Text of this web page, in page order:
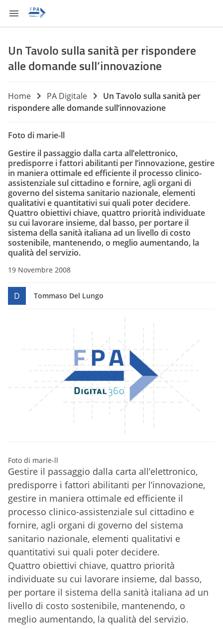
Un Tavolo sulla sanità per rispondere
alle domande sull’innovazione
Home PA Digitale
Un Tavolo sulla sanità per
rispondere alle domande sull’innovazione
Foto di marie-ll
Gestire il passaggio dalla carta all’elettronico,
predisporre i fattori abilitanti per l’innovazione, gestire
in maniera ottimale ed efficiente il processo clinico-
assistenziale sul cittadino e fornire, agli organi di
governo del sistema sanitario nazionale, elementi
qualitativi e quantitativi sui quali poter decidere.
Quattro obiettivi chiave, quattro priorità individuate
su cui lavorare insieme, dal basso, per portare il
sistema della sanità italiana ad un livello di costo
sostenibile, mantenendo, o meglio aumentando, la
qualità del servizio.
19 Novembre 2008
D Tommaso Del Lungo
Foto di marie-ll
Gestire il passaggio dalla carta all’elettronico,
predisporre i fattori abilitanti per l’innovazione,
gestire in maniera ottimale ed efficiente il
processo clinico-assistenziale sul cittadino e
fornire, agli organi di governo del sistema
sanitario nazionale, elementi qualitativi e
quantitativi sui quali poter decidere.
Quattro obiettivi chiave, quattro priorità
individuate su cui lavorare insieme, dal basso,
per portare il sistema della sanità italiana ad un
livello di costo sostenibile, mantenendo, o
meglio aumentando, la qualità del servizio.